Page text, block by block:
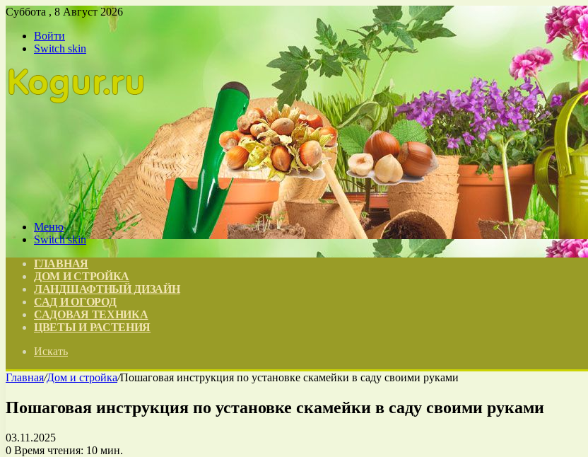
Суббота , 8 Август 2026
Войти
Switch skin
Меню
Switch skin
ГЛАВНАЯ
ДОМ И СТРОЙКА
ЛАНДШАФТНЫЙ ДИЗАЙН
САД И ОГОРОД
САДОВАЯ ТЕХНИКА
ЦВЕТЫ И РАСТЕНИЯ
Искать
Главная/Дом и стройка/Пошаговая инструкция по установке скамейки в саду своими руками
Пошаговая инструкция по установке скамейки в саду своими руками
03.11.2025
0 Время чтения: 10 мин.